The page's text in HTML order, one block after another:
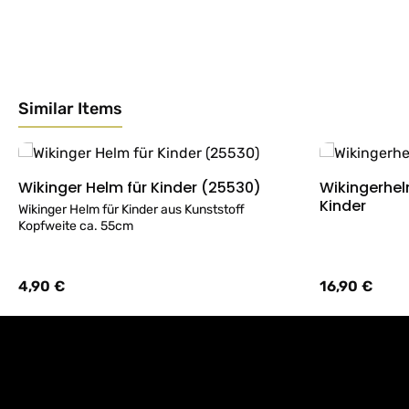
Similar Items
Produktgalerie überspringen
Details
Wikinger Helm für Kinder (25530)
Wikinger Helm für Kinder aus Kunststoff
Kopfweite ca. 55cm
Regulärer Preis:
4,90 €
Kinder
Regulärer
16,90 €